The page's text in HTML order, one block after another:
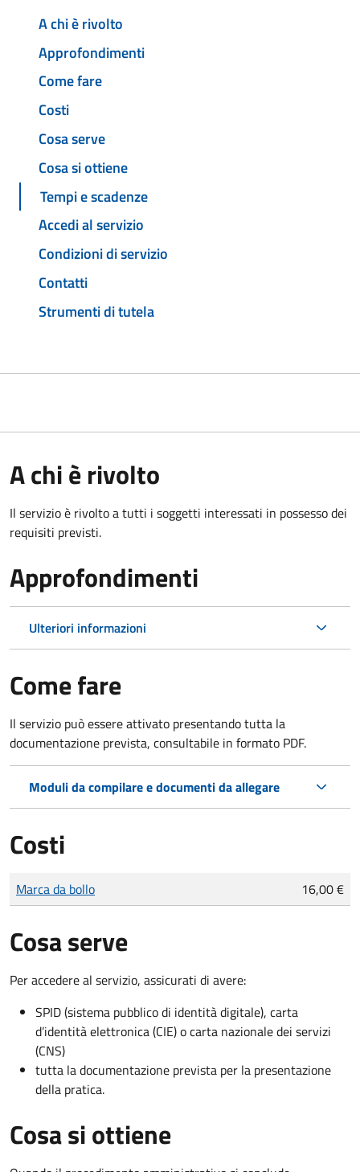
A chi è rivolto
Approfondimenti
Come fare
Costi
Cosa serve
Cosa si ottiene
Tempi e scadenze
Accedi al servizio
Condizioni di servizio
Contatti
Strumenti di tutela
A chi è rivolto
Il servizio è rivolto a tutti i soggetti interessati in possesso dei
requisiti previsti.
Approfondimenti
Ulteriori informazioni
Come fare
Il servizio può essere attivato presentando tutta la
documentazione prevista, consultabile in formato PDF.
Moduli da compilare e documenti da allegare
Costi
Tipo di pagamento
Importo
Marca da bollo 16,00 €
Cosa serve
Per accedere al servizio, assicurati di avere:
SPID (sistema pubblico di identità digitale), carta
d’identità elettronica (CIE) o carta nazionale dei servizi
(CNS)
tutta la documentazione prevista per la presentazione
della pratica.
Cosa si ottiene